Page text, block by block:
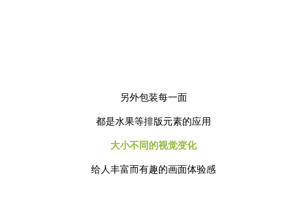
另外包装每一面
都是水果等排版元素的应用
大小不同的视觉变化
给人丰富而有趣的画面体验感